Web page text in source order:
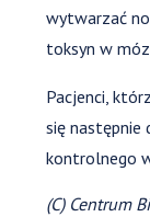
wytwarzać
toksyn w
Pacjenci,
się następnie
kontrolnego
(C) Centrum